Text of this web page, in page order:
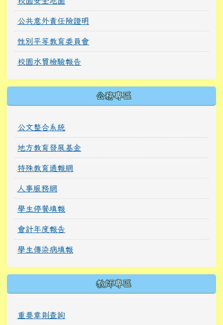
公共意外責任險證明
性別平等教育委員會
校園水質檢驗報告
公務專區
公文整合系統
地方教育發展基金
特殊教育通報網
人事服務網
學生停餐填報
會計年度報告
學生傳染病填報
教師專區
重要章則查詢